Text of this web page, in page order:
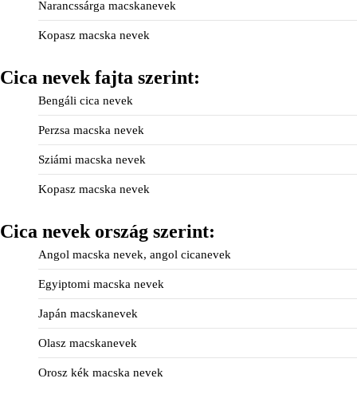
Narancssárga macskanevek
Kopasz macska nevek
Cica nevek fajta szerint:
Bengáli cica nevek
Perzsa macska nevek
Sziámi macska nevek
Kopasz macska nevek
Cica nevek ország szerint:
Angol macska nevek, angol cicanevek
Egyiptomi macska nevek
Japán macskanevek
Olasz macskanevek
Orosz kék macska nevek